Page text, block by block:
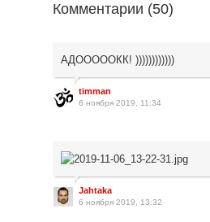
Комментарии (50)
АДОООООКК! ))))))))))))
timman
6 ноября 2019, 11:34
Jahtaka
6 ноября 2019, 13:32